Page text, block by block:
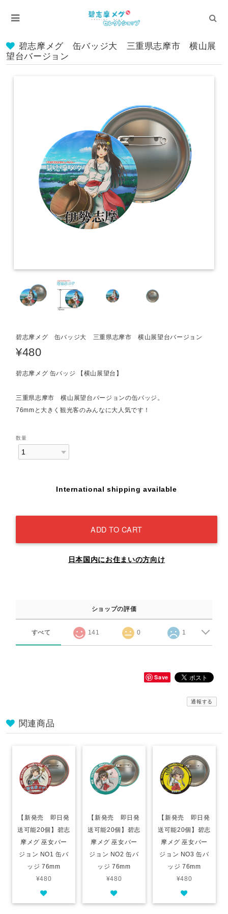
碧志摩メグ 缶バッジ大 三重県志摩市 横山展
望台バージョン
碧志摩メグ 缶バッジ大 三重県志摩市 横山展望台バージョン
¥480
碧志摩メグ 缶バッジ 【横山展望台】
三重県志摩市 横山展望台バージョンの缶バッジ。
76mmと大きく観光客のみんなに大人気です！
数量
International shipping available
ADD TO CART
日本国内にお住まいの方向け
ショップの評価
すべて 141 0 1
Save
通報する
関連商品
【新発売 即日発
送可能20個】碧志
摩メグ 巫女バー
ジョン NO1 缶バ
ッジ 76mm
¥480
【新発売 即日発
送可能20個】碧志
摩メグ 巫女バー
ジョン NO2 缶バ
ッジ 76mm
¥480
【新発売 即日発
送可能20個】碧志
摩メグ 巫女バー
ジョン NO3 缶バ
ッジ 76mm
¥480